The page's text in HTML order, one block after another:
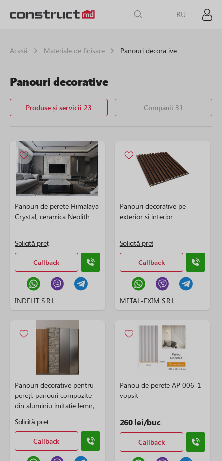
RU
Acasă Materiale de finisare Panouri decorative
Panouri decorative
Produse și servicii 23 Companii 31
Panouri de perete Himalaya
Crystal, ceramica Neolith
Solicită preț
Callback
INDELIT S.R.L.
Panouri decorative pe
exterior si interior
Solicită preț
Callback
METAL-EXIM S.R.L.
Panouri decorative pentru
pereți: panouri compozite
din aluminiu imitație lemn,
oglindă
Solicită preț
Callback
Panou de perete AP 006-1
vopsit
260 lei/buc
Callback